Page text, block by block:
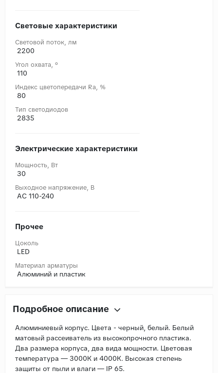
Световые характеристики
Световой поток, лм
2200
Угол охвата, °
110
Индекс цветопередачи Ra, %
80
Тип светодиодов
2835
Электрические характеристики
Мощность, Вт
30
Выходное напряжение, В
AC 110-240
Прочее
Цоколь
LED
Материал арматуры
Алюминий и пластик
Подробное описание
Алюминиевый корпус. Цвета - черный, белый. Белый
матовый рассеиватель из высокопрочного пластика.
Два размера корпуса, два вида мощности. Цветовая
температура — 3000К и 4000К. Высокая степень
защиты от пыли и влаги — IP 65.